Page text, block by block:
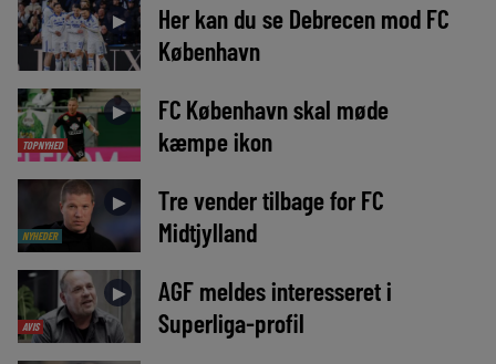
►
Her kan du se Debrecen mod FC
København
TOPNYHED
►
FC København skal møde
kæmpe ikon
NYHEDER
►
Tre vender tilbage for FC
Midtjylland
AVIS
►
AGF meldes interesseret i
Superliga-profil